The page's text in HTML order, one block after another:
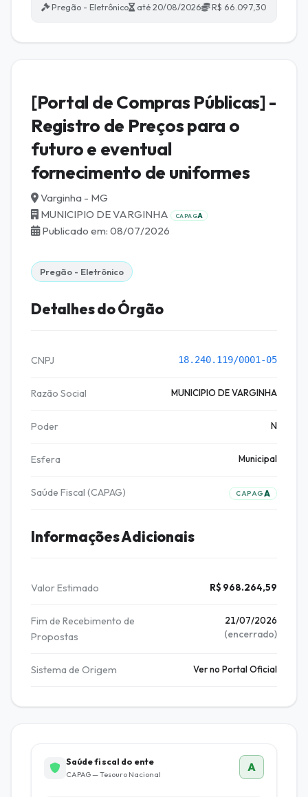
Pregão - Eletrônico
até 20/08/2026 R$ 66.097,30
[Portal de Compras Públicas] -
Registro de Preços para o
futuro e eventual
fornecimento de uniformes
Varginha - MG
MUNICIPIO DE VARGINHA
CAPAGA
Publicado em: 08/07/2026
Pregão - Eletrônico
Detalhes do Órgão
CNPJ 18.240.119/0001-05
Razão Social MUNICIPIO DE VARGINHA
Poder N
Esfera Municipal
Saúde Fiscal (CAPAG) CAPAGA
Informações Adicionais
Valor Estimado R$ 968.264,59
Fim de Recebimento de
Propostas
21/07/2026
(encerrado)
Sistema de Origem Ver no Portal Oficial
Saúde fiscal do ente
CAPAG — Tesouro Nacional
A